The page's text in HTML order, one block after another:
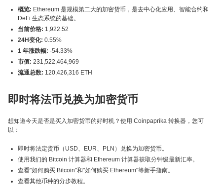
概览: Ethereum 是规模第二大的加密货币，是去中心化应用、智能合约和
DeFi 生态系统的基础。
当前价格: 1,922.52
24H变化: 0.55%
1 年涨跌幅: -54.33%
市值: 231,522,464,969
流通总数: 120,426,316 ETH
即时将法币兑换为加密货币
想知道今天是否是买入加密货币的好时机？使用 Coinpaprika 转换器，您可
以：
即时将法定货币（USD、EUR、PLN）兑换为加密货币。
使用我们的 Bitcoin 计算器和 Ethereum 计算器获取分钟级最新汇率。
查看"如何购买 Bitcoin"和"如何购买 Ethereum"等新手指南。
查看其他币种的分步教程。